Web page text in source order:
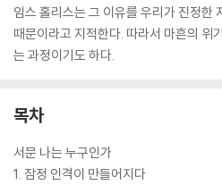
임스 홀리스는 그 이유를 우리가 진정한
때문이라고 지적한다. 따라서 마흔의 위
는 과정이기도 하다.
목차
서문 나는 누구인가
1. 잠정 인격이 만들어지다